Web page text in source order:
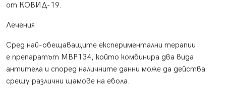
от КОВИД-19.
Лечения
Сред най-обещаващите експериментални терапии
е препаратът MBP134, който комбинира два вида
антитела и според наличните данни може да действа
срещу различни щамове на ебола.